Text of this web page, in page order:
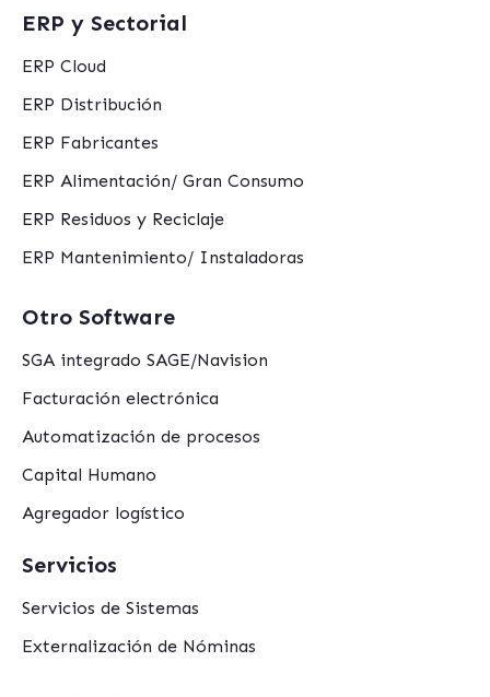
ERP y Sectorial
ERP Cloud
ERP Distribución
ERP Fabricantes
ERP Alimentación/ Gran Consumo
ERP Residuos y Reciclaje
ERP Mantenimiento/ Instaladoras
Otro Software
SGA integrado SAGE/Navision
Facturación electrónica
Automatización de procesos
Capital Humano
Agregador logístico
Servicios
Servicios de Sistemas
Externalización de Nóminas